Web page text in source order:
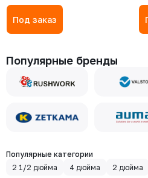
Под заказ
Популярные бренды
Популярные категории
2 1/2 дюйма
4 дюйма 2 дюйма